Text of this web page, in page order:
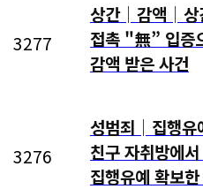
3277
상간│감액│상
접촉 "無” 입증
감액 받은 사건
3276
성범죄│집행
친구 자취방에
집행유예 확보